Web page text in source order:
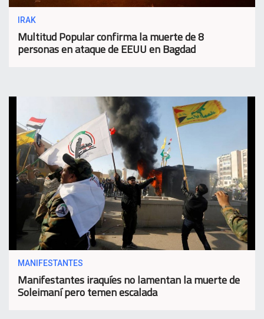
IRAK
Multitud Popular confirma la muerte de 8
personas en ataque de EEUU en Bagdad
MANIFESTANTES
Manifestantes iraquíes no lamentan la muerte de
Soleimaní pero temen escalada